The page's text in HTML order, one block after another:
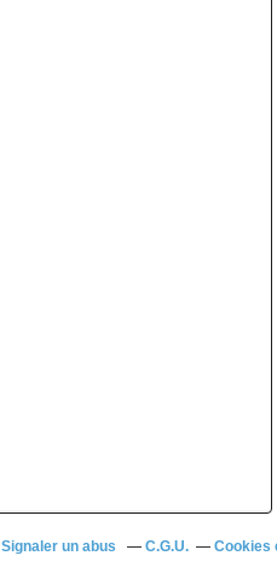
Signaler un abus C.G.U. Cookies